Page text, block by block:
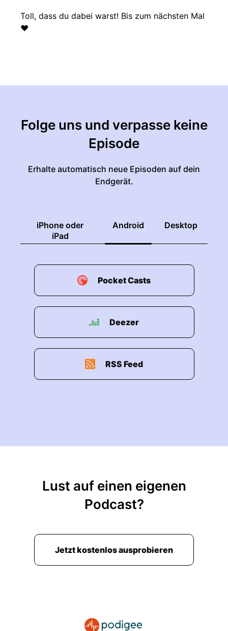
Toll, dass du dabei warst! Bis zum nächsten Mal
❤
Folge uns und verpasse keine
Episode
Erhalte automatisch neue Episoden auf dein
Endgerät.
iPhone oder
iPad
Android Desktop
Pocket Casts
Deezer
RSS Feed
Lust auf einen eigenen
Podcast?
Jetzt kostenlos ausprobieren